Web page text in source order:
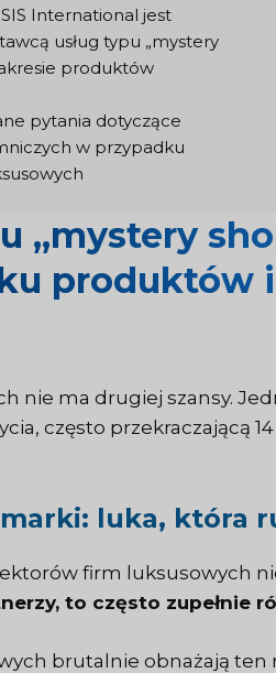
International jest
usług typu „mystery
produktów
pytania dotyczące
w przypadku
„mystery
produktów i
nie ma drugiej szansy.
często przekraczającą
luka, która
firm luksusowych
to często zupełnie
brutalnie obnażają ten